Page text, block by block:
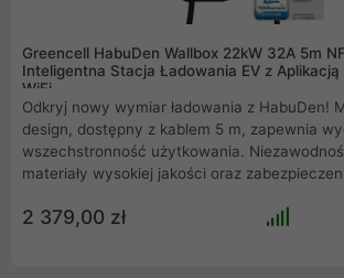
Greencell HabuDen Wallbox 22kW 32A 5m
Inteligentna Stacja Ładowania EV z Aplikacją
WiFi
Odkryj nowy wymiar ładowania z HabuDen!
design, dostępny z kablem 5 m, zapewnia
wszechstronność użytkowania.
materiały wysokiej jakości oraz
łącznością Bluetooth i WiFi.
2 379,00 zł